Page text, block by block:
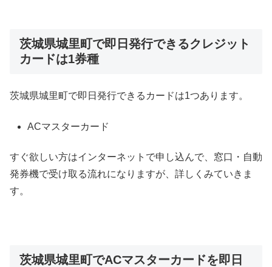
茨城県城里町で即日発行できるクレジット
カードは1券種
茨城県城里町で即日発行できるカードは1つあります。
ACマスターカード
すぐ欲しい方はインターネットで申し込んで、窓口・自動
発券機で受け取る流れになりますが、詳しくみていきま
す。
茨城県城里町でACマスターカードを即日